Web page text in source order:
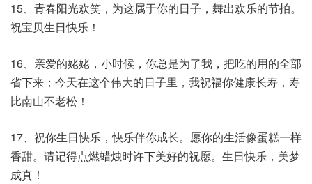
15、青春阳光欢笑，为这属于你的日子，舞出欢乐的节拍。
祝宝贝生日快乐！
16、亲爱的姥姥，小时候，你总是为了我，把吃的用的全部
省下来；今天在这个伟大的日子里，我祝福你健康长寿，寿
比南山不老松！
17、祝你生日快乐，快乐伴你成长。愿你的生活像蛋糕一样
香甜。请记得点燃蜡烛时许下美好的祝愿。生日快乐，美梦
成真！